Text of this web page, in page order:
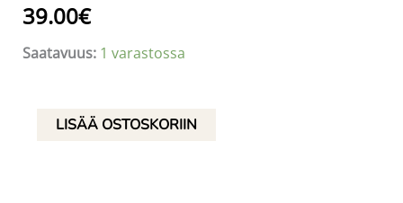
39.00€
Saatavuus: 1 varastossa
MiestenLISÄÄ OSTOSKORIIN